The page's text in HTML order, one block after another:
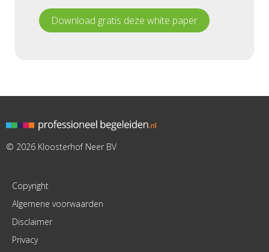
Download gratis deze white paper
© 2026 Kloosterhof Neer BV
Copyright
Algemene voorwaarden
Disclaimer
Privacy